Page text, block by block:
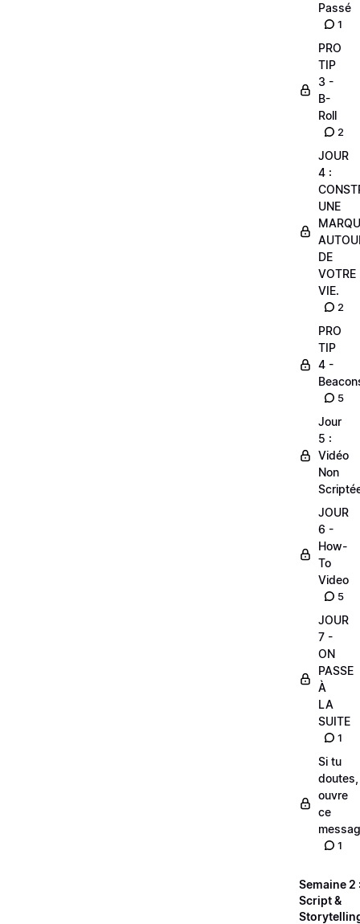
Passé
1
PRO
TIP
3 -
B-
Roll
2
JOUR
4 :
UNE
DE
VOTRE
VIE.
2
PRO
TIP
4 -
5
Jour
5 :
Vidéo
Non
JOUR
6 -
How-
To
Video
5
JOUR
7 -
ON
PASSE
À
LA
SUITE
1
Si tu
doutes,
ouvre
ce
1
Semaine 2
Script &